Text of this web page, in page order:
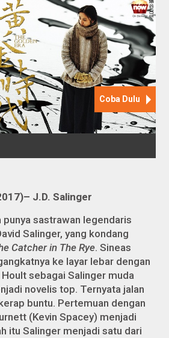
J.D. Salinger
punya sastrawan legendaris
Salinger, yang kondang
Catcher in The Rye. Sineas
ke layar lebar dengan
sebagai Salinger muda
novelis top. Ternyata jalan
buntu. Pertemuan dengan
(Kevin Spacey) menjadi
itu Salinger menjadi satu dari